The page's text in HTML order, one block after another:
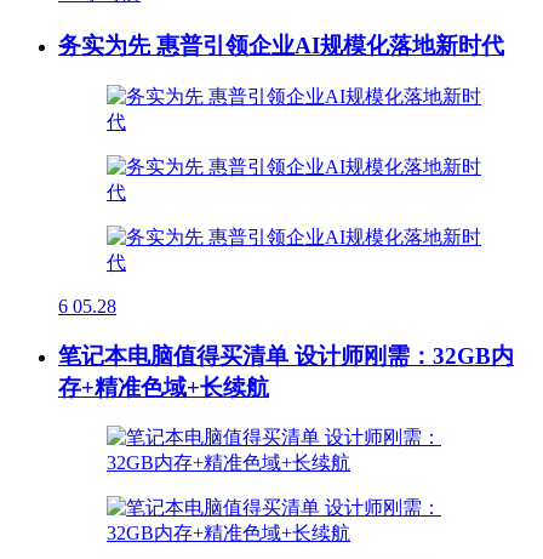
务实为先 惠普引领企业AI规模化落地新时代
6 05.28
笔记本电脑值得买清单 设计师刚需：32GB内
存+精准色域+长续航